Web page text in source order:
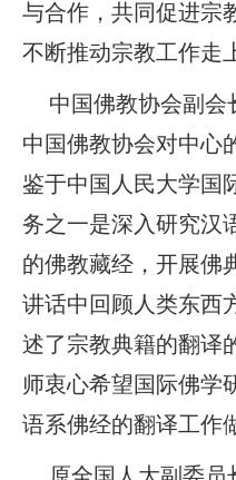
与合作，共同促进宗
不断推动宗教工作走
中国佛教协会副会
中国佛教协会对中心
鉴于中国人民大学国
务之一是深入研究汉
的佛教藏经，开展佛
讲话中回顾人类东西
述了宗教典籍的翻译
师衷心希望国际佛学
语系佛经的翻译工作